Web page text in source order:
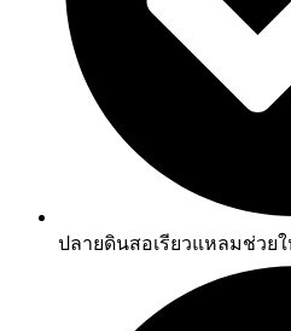
ปลายดินสอเรียวแหลมช่วย